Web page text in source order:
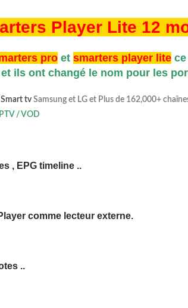
Player Lite 12
pro et smarters player lite
et ils ont changé le nom pour les
Smart tv Samsung et LG et Plus de 162,000+
/ VOD
, EPG timeline ..
comme lecteur externe.
..